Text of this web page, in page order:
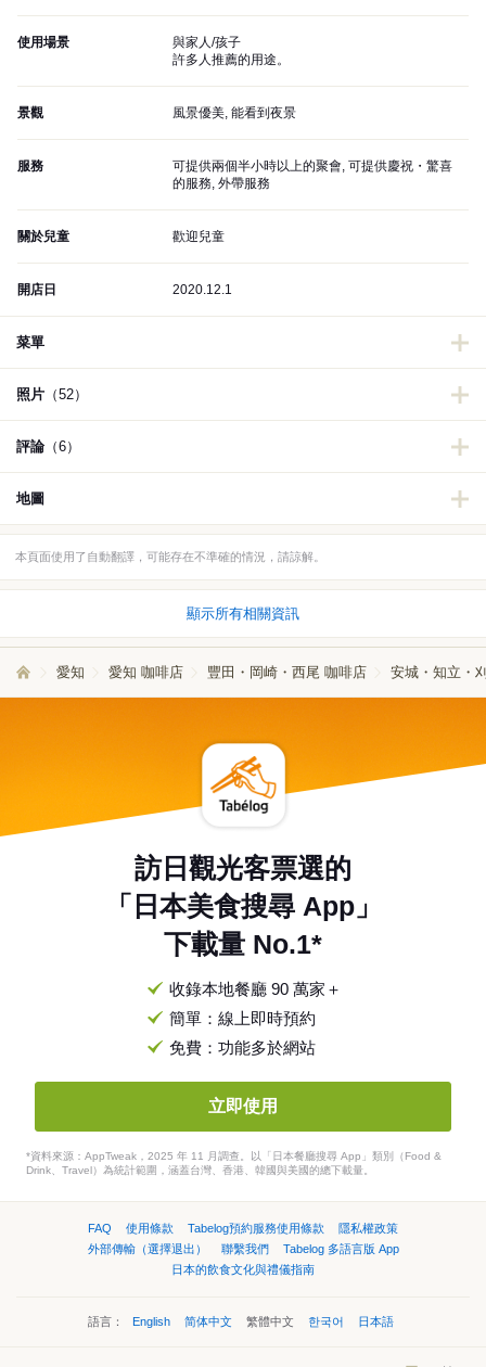
使用場景
與家人/孩子
許多人推薦的用途。
景觀 風景優美, 能看到夜景
服務
可提供兩個半小時以上的聚會, 可提供慶祝・驚喜
的服務, 外帶服務
關於兒童 歡迎兒童
開店日 2020.12.1
菜單
照片 （52）
評論 （6）
地圖
本頁面使用了自動翻譯，可能存在不準確的情況，請諒解。
顯示所有相關資訊
愛知 愛知 咖啡店 豐田・岡崎・西尾 咖啡店 安城・知立・
訪日觀光客票選的
「日本美食搜尋 App」
下載量 No.1*
收錄本地餐廳 90 萬家＋
簡單：線上即時預約
免費：功能多於網站
立即使用
*資料來源：AppTweak，2025 年 11 月調查。以「日本餐廳搜尋 App」類別（Food &
Drink、Travel）為統計範圍，涵蓋台灣、香港、韓國與美國的總下載量。
FAQ 使用條款 Tabelog預約服務使用條款
隱私權政策
外部傳輸（選擇退出）
聯繫我們
Tabelog 多語言版 App
日本的飲食文化與禮儀指南
語言： English 简体中文 繁體中文 한국어 日本語